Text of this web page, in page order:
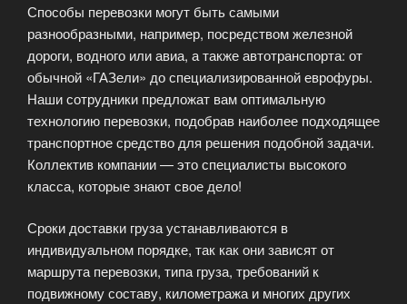
Способы перевозки могут быть самыми
разнообразными, например, посредством железной
дороги, водного или авиа, а также автотранспорта: от
обычной «ГАЗели» до специализированной еврофуры.
Наши сотрудники предложат вам оптимальную
технологию перевозки, подобрав наиболее подходящее
транспортное средство для решения подобной задачи.
Коллектив компании — это специалисты высокого
класса, которые знают свое дело!
Сроки доставки груза устанавливаются в
индивидуальном порядке, так как они зависят от
маршрута перевозки, типа груза, требований к
подвижному составу, километража и многих других